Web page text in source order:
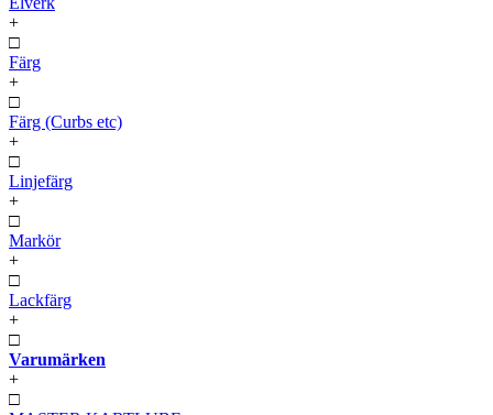
+
□
Färg
+
□
Färg (Curbs etc)
+
□
Linjefärg
+
□
Markör
+
□
Lackfärg
+
□
Varumärken
+
□